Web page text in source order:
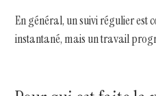
En général, un suivi régulier est
instantané, mais un travail